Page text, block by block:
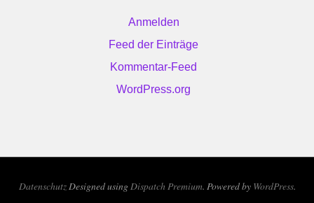
Anmelden
Feed der Einträge
Kommentar-Feed
WordPress.org
DatenschutzDesigned usingDispatch Premium. Powered by WordPress.